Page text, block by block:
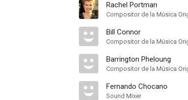
Rachel Portman
Compositor de la Música
Bill Connor
Compositor de la Música
Barrington Pheloung
Compositor de la Música
Fernando Chocano
Sound Mixer